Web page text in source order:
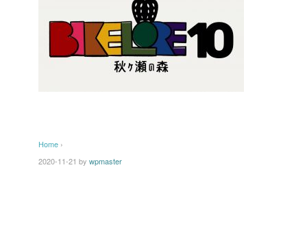
Home ›
2020-11-21 by wpmaster